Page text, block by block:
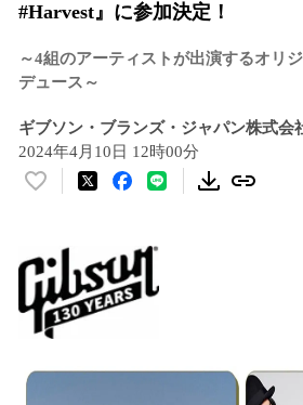
#Harvest』に参加決定！
～4組のアーティストが出演するオリ
デュース～
ギブソン・ブランズ・ジャパン株式会
2024年4月10日 12時00分
い
！
数
を
読
込